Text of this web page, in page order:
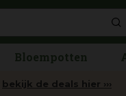
Bloempotten
bekijk de deals hier ›››